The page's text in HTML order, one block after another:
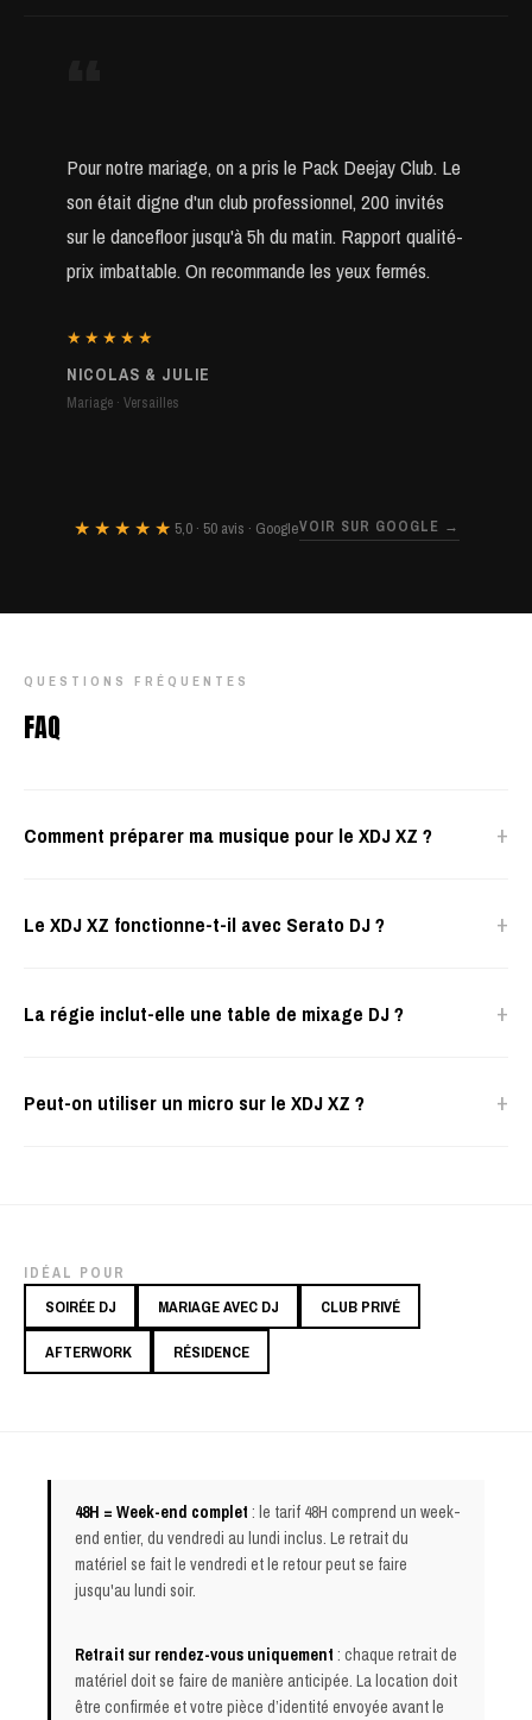
Pour notre mariage, on a pris le Pack Deejay Club. Le
son était digne d'un club professionnel, 200 invités
sur le dancefloor jusqu'à 5h du matin. Rapport qualité-
prix imbattable. On recommande les yeux fermés.
★★★★★
NICOLAS & JULIE
Mariage · Versailles
★★★★★ 5,0 · 50 avis · GoogleVOIR SUR GOOGLE →
QUESTIONS FRÉQUENTES
FAQ
Comment préparer ma musique pour le XDJ XZ ? +
Le XDJ XZ fonctionne-t-il avec Serato DJ ? +
La régie inclut-elle une table de mixage DJ ? +
Peut-on utiliser un micro sur le XDJ XZ ? +
IDÉAL POUR
SOIRÉE DJ MARIAGE AVEC DJ CLUB PRIVÉ
AFTERWORK RÉSIDENCE
48H = Week-end complet : le tarif 48H comprend un week-
end entier, du vendredi au lundi inclus. Le retrait du
matériel se fait le vendredi et le retour peut se faire
jusqu'au lundi soir.
Retrait sur rendez-vous uniquement : chaque retrait de
matériel doit se faire de manière anticipée. La location doit
être confirmée et votre pièce d’identité envoyée avant le